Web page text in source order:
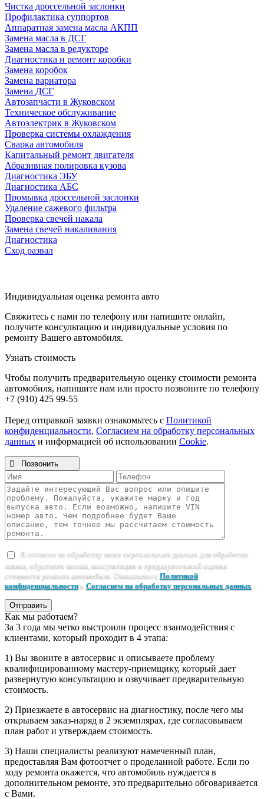
Чистка дроссельной заслонки
Профилактика суппортов
Аппаратная замена масла АКПП
Замена масла в ДСГ
Замена масла в редукторе
Диагностика и ремонт коробки
Замена коробок
Замена вариатора
Замена ДСГ
Автозапчасти в Жуковском
Техническое обслуживание
Автоэлектрик в Жуковском
Проверка системы охлаждения
Сварка автомобиля
Капитальный ремонт двигателя
Абразивная полировка кузова
Диагностика ЭБУ
Диагностика АБС
Промывка дроссельной заслонки
Удаление сажевого фильтра
Проверка свечей накала
Замена свечей накаливания
Диагностика
Сход развал
Индивидуальная оценка ремонта авто
Свяжитесь с нами по телефону или напишите онлайн,
получите консультацию и индивидуальные условия по
ремонту Вашего автомобиля.
Узнать стоимость
Чтобы получить предварительную оценку стоимости ремонта
автомобиля, напишите нам или просто позвоните по телефону
+7 (910) 425 99-55
Перед отправкой заявки ознакомьтесь с Политикой
конфиденциальности, Согласием на обработку персональных
данных и информацией об использовании Cookie.
 Позвонить
Я согласен на обработку моих персональных данных для обработки
заявки, обратного звонка, консультации и предварительной оценки
стоимости ремонта автомобиля. Ознакомлен с Политикой
конфиденциальностии Согласием на обработку персональных данных
Отправить
Как мы работаем?
За 3 года мы четко выстроили процесс взаимодействия с
клиентами, который проходит в 4 этапа:
1) Вы звоните в автосервис и описываете проблему
квалифицированному мастеру-приемщику, который дает
развернутую консультацию и озвучивает предварительную
стоимость.
2) Приезжаете в автосервис на диагностику, после чего мы
открываем заказ-наряд в 2 экземплярах, где согласовываем
план работ и утверждаем стоимость.
3) Наши специалисты реализуют намеченный план,
предоставляя Вам фотоотчет о проделанной работе. Если по
ходу ремонта окажется, что автомобиль нуждается в
дополнительном ремонте, это предварительно обговаривается
с Вами.